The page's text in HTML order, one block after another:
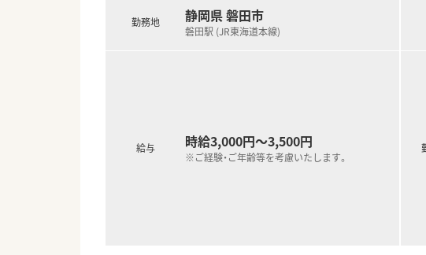
勤務地 静岡県 磐田市
磐田駅 (JR東海道本線)
給与 時給3,000円～3,500円
※ご経験・ご年齢等を考慮いたします。